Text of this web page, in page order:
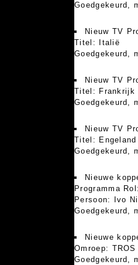
Goedgekeurd,
Nieuw TV
Titel: Italië
Goedgekeurd,
Nieuw TV
Titel: Frankrijk
Goedgekeurd,
Nieuw TV
Titel: Engeland
Goedgekeurd,
Nieuwe
Programma
Persoon: Ivo
Goedgekeurd,
Nieuwe
Omroep: TROS
Goedgekeurd,